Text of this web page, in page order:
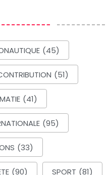
(45)
(51)
(41)
(95)
(33)
(90) SPORT (81)